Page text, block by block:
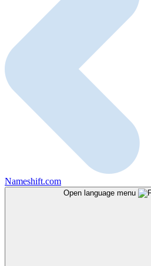
Nameshift.com
Open language menu